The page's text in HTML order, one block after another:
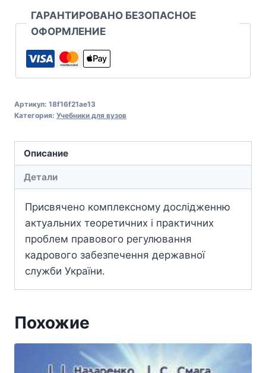
ГАРАНТИРОВАНО БЕЗОПАСНОЕ
ОФОРМЛЕНИЕ
Артикул: 18f16f21ae13
Категория: Учебники для вузов
Описание
Детали
Присвячено комплексному дослідженню
актуальних теоретичних і практичних
проблем правового регулювання
кадрового забезпечення державної
служби України.
Похожие